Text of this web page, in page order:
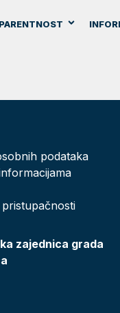
podataka
zajednica grada